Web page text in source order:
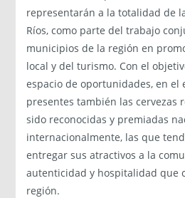
representarán a la totalidad de
Ríos, como parte del trabajo
municipios de la región en
local y del turismo. Con el
espacio de oportunidades, en el
presentes también las cervezas
sido reconocidas y premiadas
internacionalmente, las que
entregar sus atractivos a la
autenticidad y hospitalidad que
región.